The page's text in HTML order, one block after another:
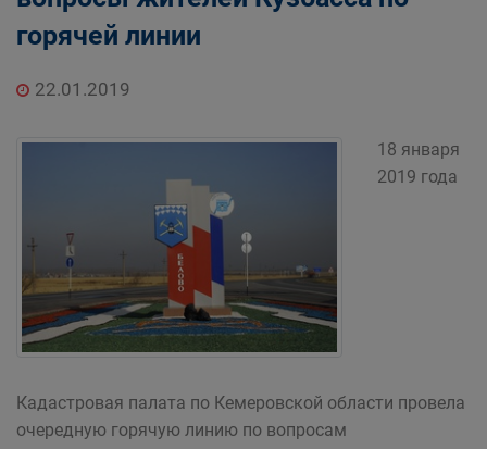
горячей линии
22.01.2019
18 января
2019 года
Кадастровая палата по Кемеровской области провела
очередную горячую линию по вопросам